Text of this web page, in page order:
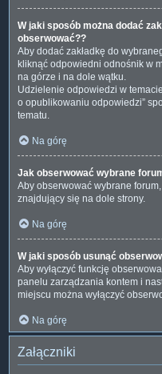
W jaki sposób można dodać
obserwować??
Aby dodać zakładkę do
kliknąć odpowiedni odnośnik w
na górze i na dole wątku.
Udzielenie odpowiedzi w
o opublikowaniu odpowiedzi”
tematu.
Na górę
Jak obserwować wybrane
Aby obserwować wybrane
znajdujący się na dole strony.
Na górę
W jaki sposób usunąć
Aby wyłączyć funkcję
panelu zarządzania kontem i
miejscu można wyłączyć
Na górę
Załączniki